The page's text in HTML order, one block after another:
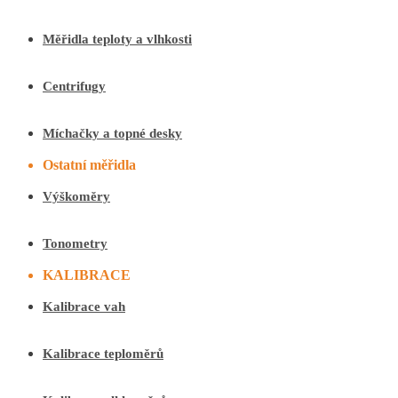
Měřidla teploty a vlhkosti
Centrifugy
Míchačky a topné desky
Ostatní měřidla
Výškoměry
Tonometry
KALIBRACE
Kalibrace vah
Kalibrace teploměrů